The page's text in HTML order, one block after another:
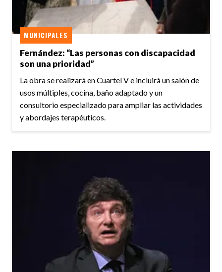
Fernández: “Las personas con discapacidad
son una prioridad”
MUNICIPALES
La obra se realizará en Cuartel V e incluirá un salón de
usos múltiples, cocina, baño adaptado y un
consultorio especializado para ampliar las actividades
y abordajes terapéuticos.